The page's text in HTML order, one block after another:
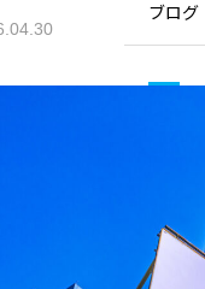
スタッ
ブログ
相続
エリ
営
10:00